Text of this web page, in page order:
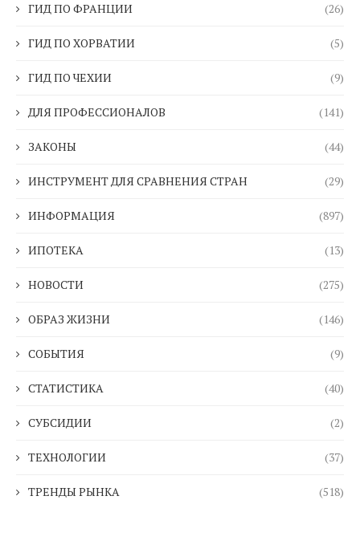
ГИД ПО ФРАНЦИИ (26)
ГИД ПО ХОРВАТИИ (5)
ГИД ПО ЧЕХИИ (9)
ДЛЯ ПРОФЕССИОНАЛОВ (141)
ЗАКОНЫ (44)
ИНСТРУМЕНТ ДЛЯ СРАВНЕНИЯ СТРАН (29)
ИНФОРМАЦИЯ (897)
ИПОТЕКА (13)
НОВОСТИ (275)
ОБРАЗ ЖИЗНИ (146)
СОБЫТИЯ (9)
СТАТИСТИКА (40)
СУБСИДИИ (2)
ТЕХНОЛОГИИ (37)
ТРЕНДЫ РЫНКА (518)